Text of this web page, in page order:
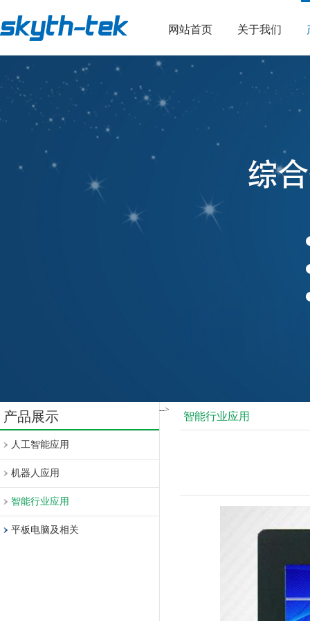
网站首页 关于我们
产品展示
人工智能应用
机器人应用
智能行业应用
平板电脑及相关
智能行业应用
-->